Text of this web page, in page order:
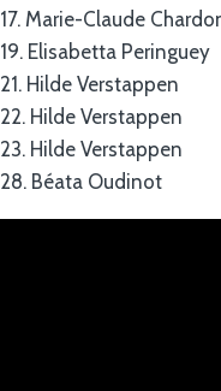
17. Marie-Claude
19. Elisabetta Peringuey
21. Hilde Verstappen
22. Hilde Verstappen
23. Hilde Verstappen
28. Béata Oudinot